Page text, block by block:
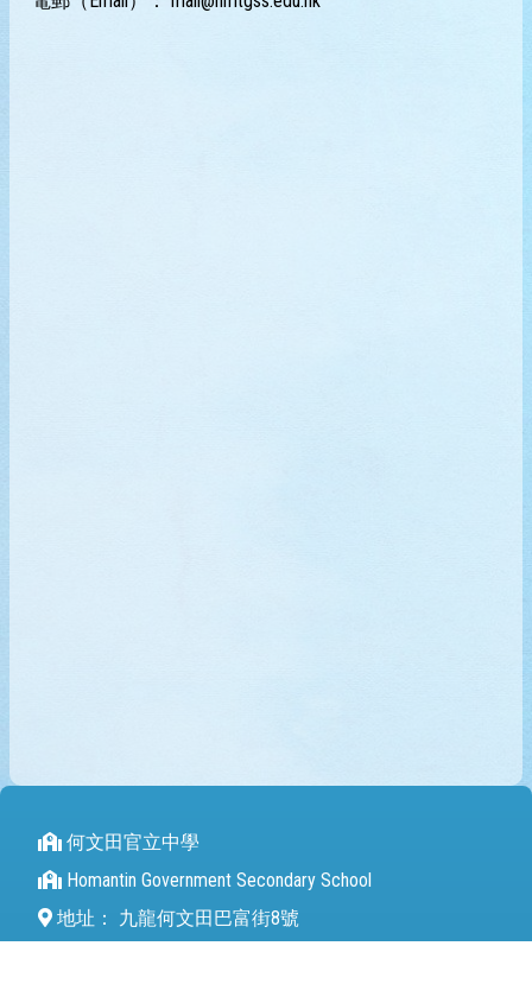
何文田官立中學
Homantin Government Secondary School
地址：
九龍何文田巴富街8號